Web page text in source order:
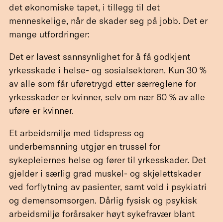
det økonomiske tapet, i tillegg til det
menneskelige, når de skader seg på jobb. Det er
mange utfordringer:
Det er lavest sannsynlighet for å få godkjent
yrkesskade i helse- og sosialsektoren. Kun 30 %
av alle som får uføretrygd etter særreglene for
yrkesskader er kvinner, selv om nær 60 % av alle
uføre er kvinner.
Et arbeidsmiljø med tidspress og
underbemanning utgjør en trussel for
sykepleiernes helse og fører til yrkesskader. Det
gjelder i særlig grad muskel- og skjelettskader
ved forflytning av pasienter, samt vold i psykiatri
og demensomsorgen. Dårlig fysisk og psykisk
arbeidsmiljø forårsaker høyt sykefravær blant